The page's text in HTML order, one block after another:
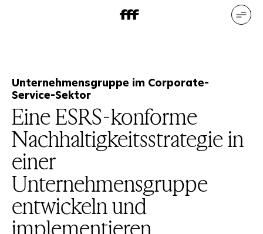
uns bewegt
Unternehmensgruppe im Corporate-
Service-Sektor
Eine ESRS-konforme
Nachhaltigkeitsstrategie in
einer
Unternehmensgruppe
entwickeln und
implementieren